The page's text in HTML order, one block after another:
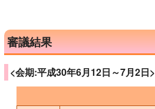
審議結果
<会期:平成30年6月12日～7月2日>